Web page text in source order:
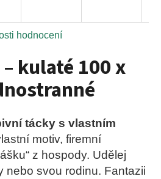
hodnocení
kulaté 100 x
tácky s vlastním
motiv, firemní
z hospody. Udělej
nebo svou rodinu. Fantazii